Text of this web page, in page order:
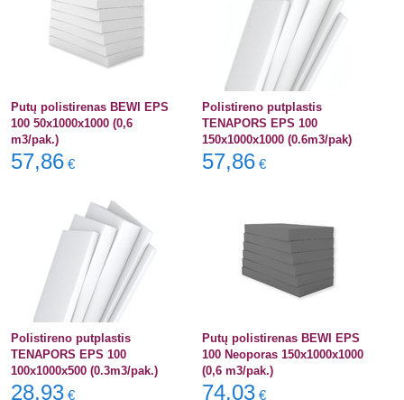
Putų polistirenas BEWI EPS
100 50x1000x1000 (0,6
m3/pak.)
57,86 €
Polistireno putplastis
TENAPORS EPS 100
150x1000x1000 (0.6m3/pak)
57,86 €
Polistireno putplastis
TENAPORS EPS 100
100x1000x500 (0.3m3/pak.)
28,93 €
Putų polistirenas BEWI EPS
100 Neoporas 150x1000x1000
(0,6 m3/pak.)
74,03 €